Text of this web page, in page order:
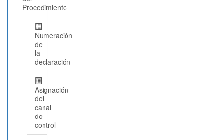
Procedimiento
Numeración
de
la
declaración
Asignación
del
canal
de
control